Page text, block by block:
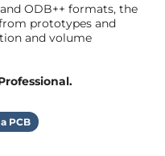
ODB++ formats, the
prototypes and
and volume
PCB